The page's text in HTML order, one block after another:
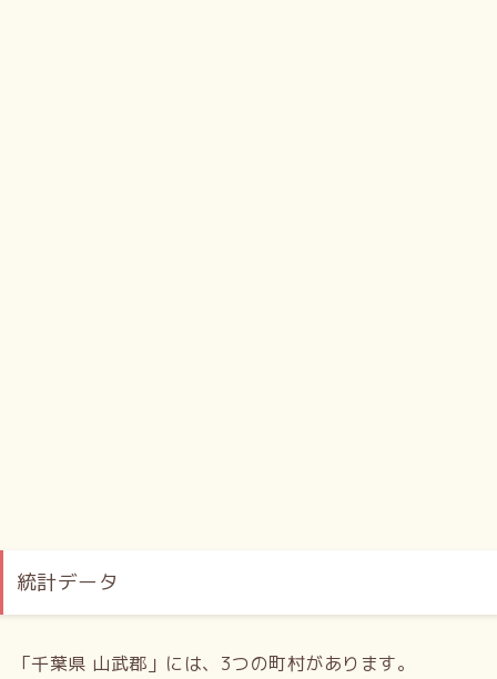
統計データ
「千葉県 山武郡」には、3つの町村があります。